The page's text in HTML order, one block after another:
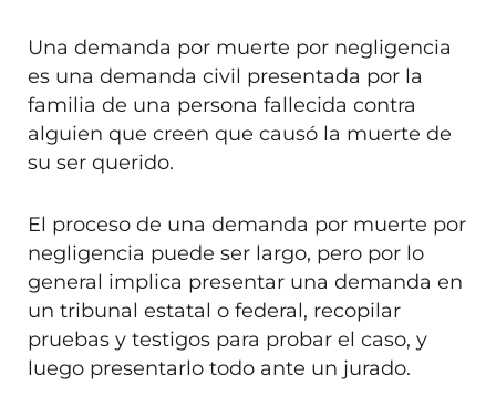
Una demanda por muerte por negligencia
es una demanda civil presentada por la
familia de una persona fallecida contra
alguien que creen que causó la muerte de
su ser querido.
El proceso de una demanda por muerte por
negligencia puede ser largo, pero por lo
general implica presentar una demanda en
un tribunal estatal o federal, recopilar
pruebas y testigos para probar el caso, y
luego presentarlo todo ante un jurado.